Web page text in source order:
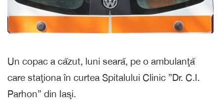
Un copac a căzut, luni seară, pe o ambulanţă
care staţiona în curtea Spitalului Clinic ”Dr. C.I.
Parhon” din Iaşi.